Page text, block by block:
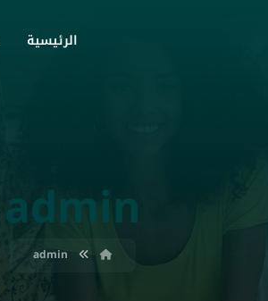
الرئيسية
admin
admin